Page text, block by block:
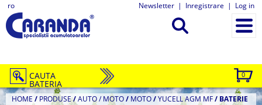
ro Newsletter | Inregistrare | Log in
0
CAUTA
BATERIA
HOME / PRODUSE/AUTO / MOTO/ MOTO/YUCELL AGM MF/ BATERIE